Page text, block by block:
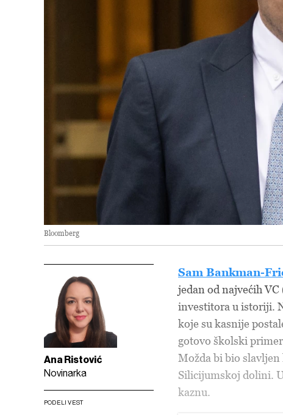
Bloomberg
Ana Ristović
Novinarka
PODELI VEST
Sam Bankman-
jedan od najvećih VC
investitora u istoriji.
koje su kasnije
gotovo školski
Možda bi bio
Silicijumskoj dolini.
kaznu.